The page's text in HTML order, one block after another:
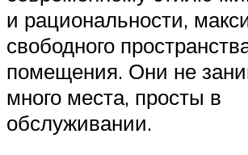
и рациональности,
свободного
помещения. Они не
много места, просты в
обслуживании.